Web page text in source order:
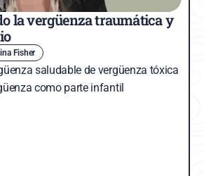
Fisher
la vergüenza traumática y
saludable de vergüenza tóxica
como parte infantil